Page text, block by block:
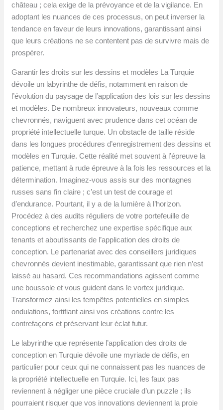
château ; cela exige de la prévoyance et de la vigilance. En
adoptant les nuances de ces processus, on peut inverser la
tendance en faveur de leurs innovations, garantissant ainsi
que leurs créations ne se contentent pas de survivre mais de
prospérer.
Garantir les droits sur les dessins et modèles La Turquie
dévoile un labyrinthe de défis, notamment en raison de
l’évolution du paysage de l’application des lois sur les dessins
et modèles. De nombreux innovateurs, nouveaux comme
chevronnés, naviguent avec prudence dans cet océan de
propriété intellectuelle turque. Un obstacle de taille réside
dans les longues procédures d’enregistrement des dessins et
modèles en Turquie. Cette réalité met souvent à l’épreuve la
patience, mettant à rude épreuve à la fois les ressources et la
détermination. Imaginez-vous assis sur des montagnes
russes sans fin claire ; c’est un test de courage et
d’endurance. Pourtant, il y a de la lumière à l’horizon.
Procédez à des audits réguliers de votre portefeuille de
conceptions et recherchez une expertise spécifique aux
tenants et aboutissants de l’application des droits de
conception. Le partenariat avec des conseillers juridiques
chevronnés devient inestimable, garantissant que rien n’est
laissé au hasard. Ces recommandations agissent comme
une boussole et vous guident dans le vortex juridique.
Transformez ainsi les tempêtes potentielles en simples
ondulations, fortifiant ainsi vos créations contre les
contrefaçons et préservant leur éclat futur.
Le labyrinthe que représente l’application des droits de
conception en Turquie dévoile une myriade de défis, en
particulier pour ceux qui ne connaissent pas les nuances de
la propriété intellectuelle en Turquie. Ici, les faux pas
reviennent à négliger une pièce cruciale d’un puzzle ; ils
pourraient risquer que vos innovations deviennent la proie